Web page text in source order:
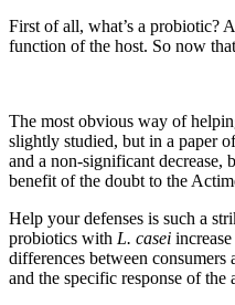
First of all, what’s a probiotic?
function of the host. So now
The most obvious way of
slightly studied, but in a paper
and a non-significant decrease,
benefit of the doubt to the
Help your defenses is such a
probiotics with L. casei
differences between consumers
and the specific response of